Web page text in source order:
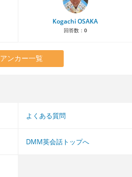
Kogachi OSAKA
回答数： 0
アンカー一覧
よくある質問
DMM英会話トップへ